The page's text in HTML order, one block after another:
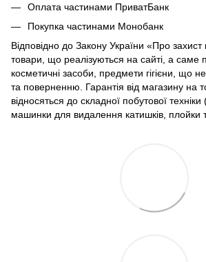
Оплата частинами ПриватБанк
Покупка частинами Монобанк
Відповідно до Закону України «Про захист
товари, що реалізуються на сайті, а
косметичні засоби, предмети гігієни, що
та поверненню. Гарантія від магазину на
відносяться до складної побутової
машинки для видалення катишків, плойки